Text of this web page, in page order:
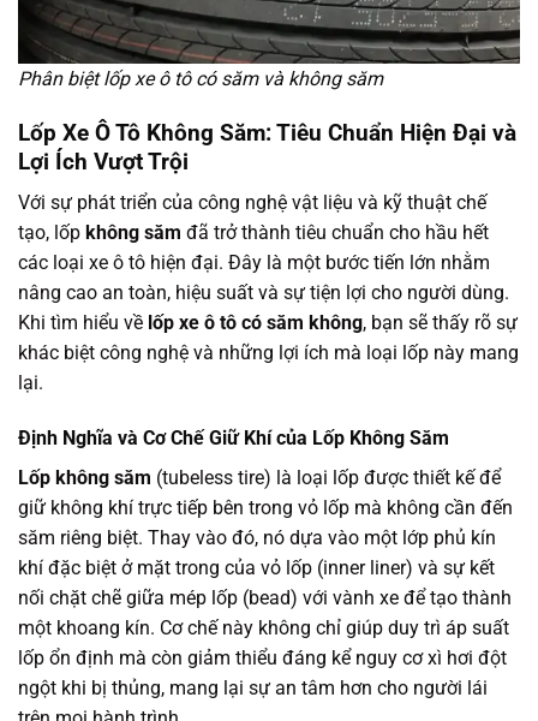
Phân biệt lốp xe ô tô có săm và không săm
Lốp Xe Ô Tô Không Săm: Tiêu Chuẩn Hiện Đại và
Lợi Ích Vượt Trội
Với sự phát triển của công nghệ vật liệu và kỹ thuật chế
tạo, lốp không săm đã trở thành tiêu chuẩn cho hầu hết
các loại xe ô tô hiện đại. Đây là một bước tiến lớn nhằm
nâng cao an toàn, hiệu suất và sự tiện lợi cho người dùng.
Khi tìm hiểu về lốp xe ô tô có săm không, bạn sẽ thấy rõ sự
khác biệt công nghệ và những lợi ích mà loại lốp này mang
lại.
Định Nghĩa và Cơ Chế Giữ Khí của Lốp Không Săm
Lốp không săm (tubeless tire) là loại lốp được thiết kế để
giữ không khí trực tiếp bên trong vỏ lốp mà không cần đến
săm riêng biệt. Thay vào đó, nó dựa vào một lớp phủ kín
khí đặc biệt ở mặt trong của vỏ lốp (inner liner) và sự kết
nối chặt chẽ giữa mép lốp (bead) với vành xe để tạo thành
một khoang kín. Cơ chế này không chỉ giúp duy trì áp suất
lốp ổn định mà còn giảm thiểu đáng kể nguy cơ xì hơi đột
ngột khi bị thủng, mang lại sự an tâm hơn cho người lái